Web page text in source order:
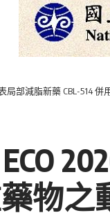
局部減脂新藥 CBL-514
藥物